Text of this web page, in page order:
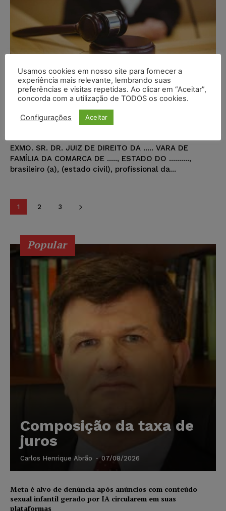
Petição – Família – Interposição
de medida cautelar inominada
EXMO. SR. DR. JUIZ DE DIREITO DA ..... VARA DE
FAMÍLIA DA COMARCA DE ....., ESTADO DO ..........,
brasileiro (a), (estado civil), profissional da...
1 2 3
Popular
Composição da taxa de
juros
Carlos Henrique Abrão - 07/08/2026
Meta é alvo de denúncia após anúncios com conteúdo
sexual infantil gerado por IA circularem em suas
plataformas
Usamos cookies em nosso site para fornecer a
experiência mais relevante, lembrando suas
preferências e visitas repetidas. Ao clicar em “Aceitar”,
concorda com a utilização de TODOS os cookies.
Configurações Aceitar